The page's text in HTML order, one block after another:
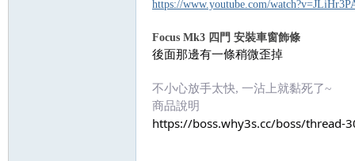
https://www.youtube.com/
Focus Mk3 四門 安裝車窗飾條
後面那邊有一條稍微歪掉
不小心放手太快, 一沾上就黏死了~
商品說明
https://boss.why3s.cc/boss/thread-